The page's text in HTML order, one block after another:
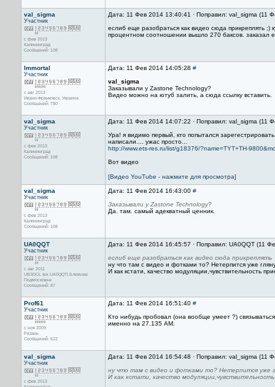
val_sigma
Участник
с фев 2013
Калининград
Сообщений: 108
Дата: 11 Фев 2014 13:40:41 · Поправил: val_sigma (11
еслиб еще разобраться как видео сюда прикреплять
процентном соотношении вышло 270 баксов. заказал
Immortal
Участник
с авг 2013
Ивано-Франковск, Украина
Сообщений: 780
Дата: 11 Фев 2014 14:05:28 #
val_sigma
Заказывали у Zastone Technology?
Видео можно на ютуб залить, а сюда ссылку вставить.
val_sigma
Участник
с фев 2013
Калининград
Сообщений: 108
Дата: 11 Фев 2014 14:07:22 · Поправил: val_sigma (11
Ура! я видимо первый, кто попытался
написали.... ужас просто...
http://www.ets-res.ru/list/g18376/?name=TYT+TH-
Вот видео
[Видео YouTube - нажмите для просмотра]
val_sigma
Участник
с фев 2013
Калининград
Сообщений: 108
Дата: 11 Фев 2014 16:43:00 #
Заказывали у Zastone Technology?
Да. там. самый адекватный ценник.
UA0QQT
Участник
с авг 2011
UB3DCL (ex.UA0QQT) Ближнее
Подмосковье
Сообщений: 87
Дата: 11 Фев 2014 16:45:57 · Поправил: UA0QQT (11
еслиб еще разобраться как видео сюда прикреплять
ну что там с видео и фотками то? Нетерпится уже
И как кстати, качество модуляции,чувствительность
Prof61
Участник
с ноя 2009
Рязань
Сообщений: 622
Дата: 11 Фев 2014 16:51:40 #
Кто нибудь пробовал (она вообще умеет ?)
именно на 27.135 АМ.
val_sigma
Участник
с фев 2013
Дата: 11 Фев 2014 16:54:48 · Поправил: val_sigma (11
ну что там с видео и фотками то? Нетерпится уже
И как кстати, качество